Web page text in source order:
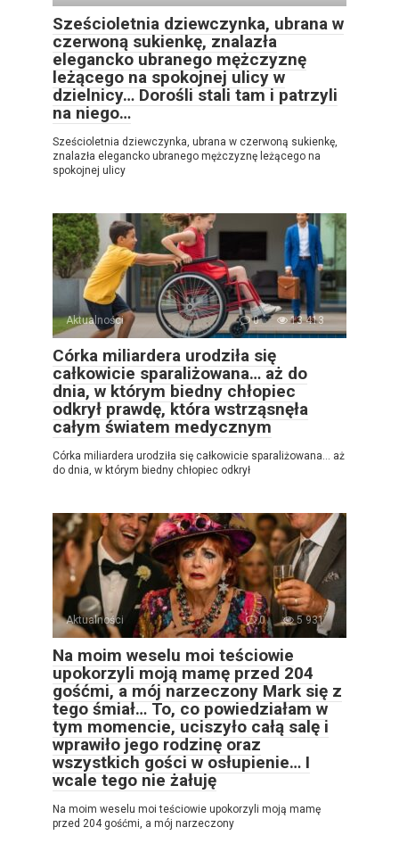
Sześcioletnia dziewczynka, ubrana w
czerwoną sukienkę, znalazła
elegancko ubranego mężczyznę
leżącego na spokojnej ulicy w
dzielnicy… Dorośli stali tam i patrzyli
na niego…
Sześcioletnia dziewczynka, ubrana w czerwoną sukienkę,
znalazła elegancko ubranego mężczyznę leżącego na
spokojnej ulicy
Aktualności 0 13 413
Córka miliardera urodziła się
całkowicie sparaliżowana… aż do
dnia, w którym biedny chłopiec
odkrył prawdę, która wstrząsnęła
całym światem medycznym
Córka miliardera urodziła się całkowicie sparaliżowana… aż
do dnia, w którym biedny chłopiec odkrył
Aktualności 0 5 931
Na moim weselu moi teściowie
upokorzyli moją mamę przed 204
gośćmi, a mój narzeczony Mark się z
tego śmiał… To, co powiedziałam w
tym momencie, uciszyło całą salę i
wprawiło jego rodzinę oraz
wszystkich gości w osłupienie… I
wcale tego nie żałuję
Na moim weselu moi teściowie upokorzyli moją mamę
przed 204 gośćmi, a mój narzeczony